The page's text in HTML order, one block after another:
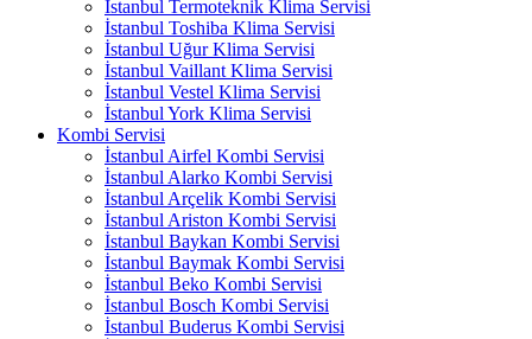
İstanbul Termoteknik Klima Servisi
İstanbul Toshiba Klima Servisi
İstanbul Uğur Klima Servisi
İstanbul Vaillant Klima Servisi
İstanbul Vestel Klima Servisi
İstanbul York Klima Servisi
Kombi Servisi
İstanbul Airfel Kombi Servisi
İstanbul Alarko Kombi Servisi
İstanbul Arçelik Kombi Servisi
İstanbul Ariston Kombi Servisi
İstanbul Baykan Kombi Servisi
İstanbul Baymak Kombi Servisi
İstanbul Beko Kombi Servisi
İstanbul Bosch Kombi Servisi
İstanbul Buderus Kombi Servisi